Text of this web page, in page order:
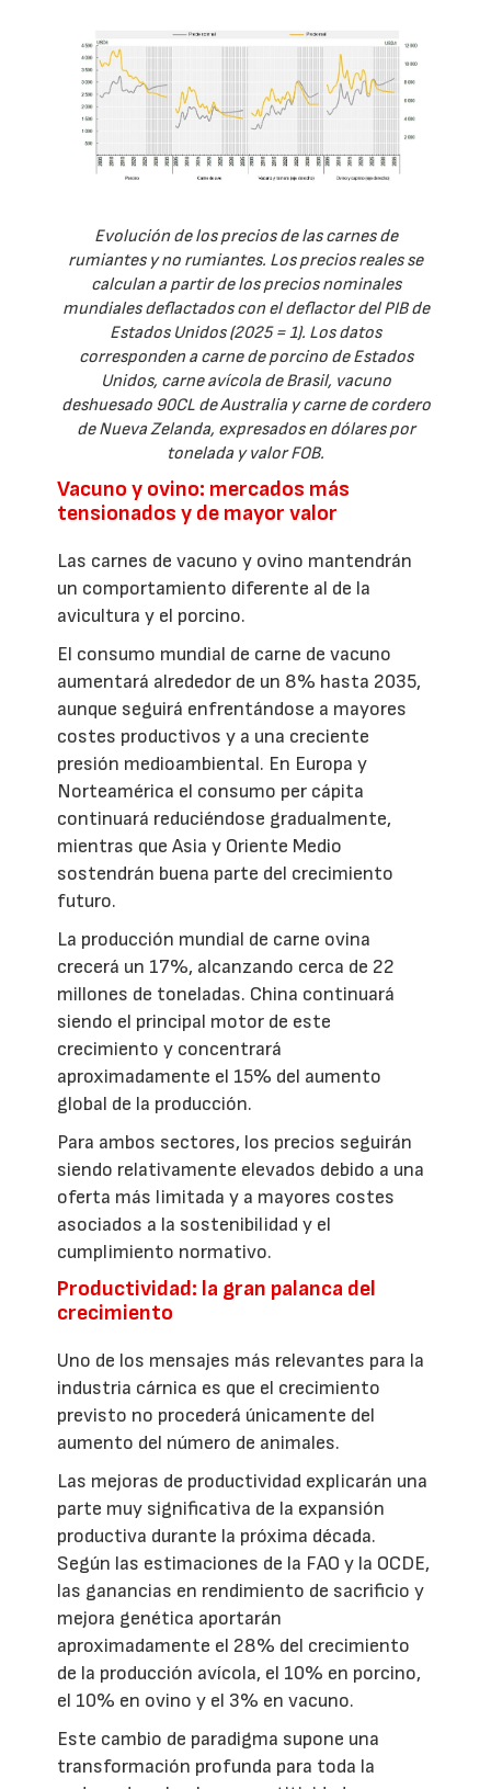
Evolución de los precios de las carnes de
rumiantes y no rumiantes. Los precios reales se
calculan a partir de los precios nominales
mundiales deflactados con el deflactor del PIB de
Estados Unidos (2025 = 1). Los datos
corresponden a carne de porcino de Estados
Unidos, carne avícola de Brasil, vacuno
deshuesado 90CL de Australia y carne de cordero
de Nueva Zelanda, expresados en dólares por
tonelada y valor FOB.
Vacuno y ovino: mercados más
tensionados y de mayor valor
Las carnes de vacuno y ovino mantendrán
un comportamiento diferente al de la
avicultura y el porcino.
El consumo mundial de carne de vacuno
aumentará alrededor de un 8% hasta 2035,
aunque seguirá enfrentándose a mayores
costes productivos y a una creciente
presión medioambiental. En Europa y
Norteamérica el consumo per cápita
continuará reduciéndose gradualmente,
mientras que Asia y Oriente Medio
sostendrán buena parte del crecimiento
futuro.
La producción mundial de carne ovina
crecerá un 17%, alcanzando cerca de 22
millones de toneladas. China continuará
siendo el principal motor de este
crecimiento y concentrará
aproximadamente el 15% del aumento
global de la producción.
Para ambos sectores, los precios seguirán
siendo relativamente elevados debido a una
oferta más limitada y a mayores costes
asociados a la sostenibilidad y el
cumplimiento normativo.
Productividad: la gran palanca del
crecimiento
Uno de los mensajes más relevantes para la
industria cárnica es que el crecimiento
previsto no procederá únicamente del
aumento del número de animales.
Las mejoras de productividad explicarán una
parte muy significativa de la expansión
productiva durante la próxima década.
Según las estimaciones de la FAO y la OCDE,
las ganancias en rendimiento de sacrificio y
mejora genética aportarán
aproximadamente el 28% del crecimiento
de la producción avícola, el 10% en porcino,
el 10% en ovino y el 3% en vacuno.
Este cambio de paradigma supone una
transformación profunda para toda la